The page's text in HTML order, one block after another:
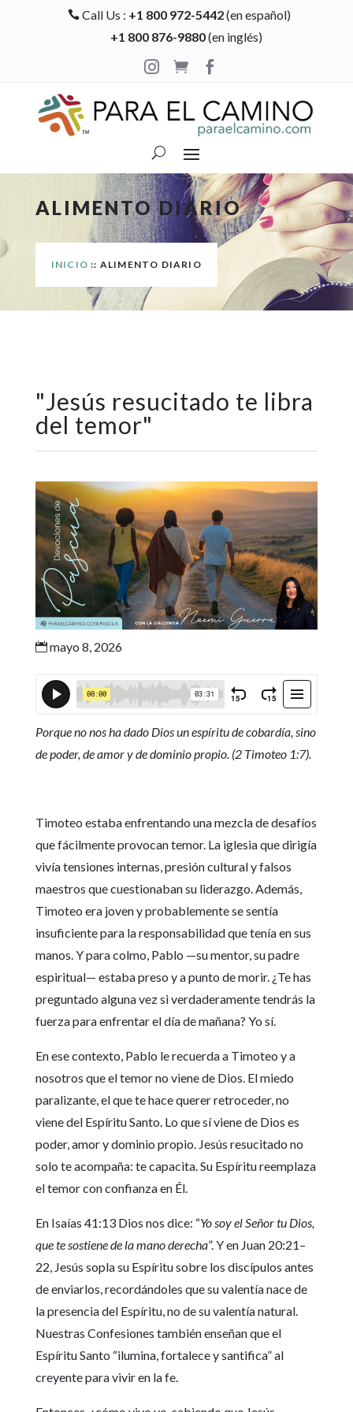
 Call Us : +1 800 972-5442(en español)
+1 800 876-9880(en inglés)

 
ALIMENTO DIARIO
INICIO :: ALIMENTO DIARIO
"Jesús resucitado te libra
del temor"
mayo 8, 2026
Porque no nos ha dado Dios un espíritu de cobardía, sino
de poder, de amor y de dominio propio. (2 Timoteo 1:7).
Timoteo estaba enfrentando una mezcla de desafíos
que fácilmente provocan temor. La iglesia que dirigía
vivía tensiones internas, presión cultural y falsos
maestros que cuestionaban su liderazgo. Además,
Timoteo era joven y probablemente se sentía
insuficiente para la responsabilidad que tenía en sus
manos. Y para colmo, Pablo —su mentor, su padre
espiritual— estaba preso y a punto de morir. ¿Te has
preguntado alguna vez si verdaderamente tendrás la
fuerza para enfrentar el día de mañana? Yo sí.
En ese contexto, Pablo le recuerda a Timoteo y a
nosotros que el temor no viene de Dios. El miedo
paralizante, el que te hace querer retroceder, no
viene del Espíritu Santo. Lo que sí viene de Dios es
poder, amor y dominio propio. Jesús resucitado no
solo te acompaña: te capacita. Su Espíritu reemplaza
el temor con confianza en Él.
En Isaías 41:13 Dios nos dice: “Yo soy el Señor tu Dios,
que te sostiene de la mano derecha”. Y en Juan 20:21–
22, Jesús sopla su Espíritu sobre los discípulos antes
de enviarlos, recordándoles que su valentía nace de
la presencia del Espíritu, no de su valentía natural.
Nuestras Confesiones también enseñan que el
Espíritu Santo “ilumina, fortalece y santifica” al
creyente para vivir en la fe.